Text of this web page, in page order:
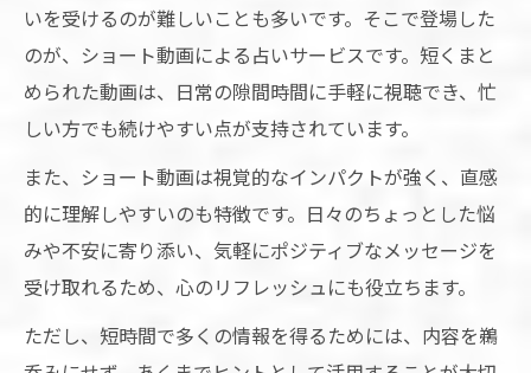
人生相談に活かせる占いショートの使い方
占いショートで心が軽くなる恋愛アドバイ
ス
占いショートが人生の転機に与えるヒント
悩みを解決へ導く占いショートの活用術
話題のAI占いをショート動画でスマートに試す
方法
AI占いを占いショート動画で体験する魅力
占いショートとAIの組み合わせが話題の理
いを受けるのが難しいことも多いです。そこで登場した
のが、ショート動画による占いサービスです。短くまと
められた動画は、日常の隙間時間に手軽に視聴でき、忙
しい方でも続けやすい点が支持されています。
また、ショート動画は視覚的なインパクトが強く、直感
的に理解しやすいのも特徴です。日々のちょっとした悩
みや不安に寄り添い、気軽にポジティブなメッセージを
受け取れるため、心のリフレッシュにも役立ちます。
ただし、短時間で多くの情報を得るためには、内容を鵜